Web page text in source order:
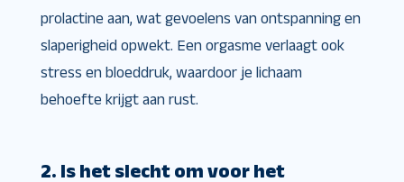
prolactine aan, wat gevoelens van ontspanning en
slaperigheid opwekt. Een orgasme verlaagt ook
stress en bloeddruk, waardoor je lichaam
behoefte krijgt aan rust.
2. Is het slecht om voor het